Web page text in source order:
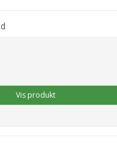
Vis produkt